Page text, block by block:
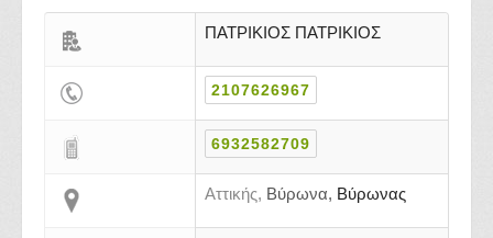
ΠΑΤΡΙΚΙΟΣ ΠΑΤΡΙΚΙΟΣ
2107626967
6932582709
Αττικής, Βύρωνα, Βύρωνας